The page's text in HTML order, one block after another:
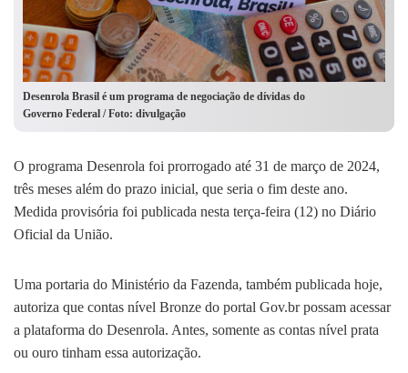
Desenrola Brasil é um programa de negociação de dívidas do
Governo Federal / Foto: divulgação
O programa Desenrola foi prorrogado até 31 de março de 2024,
três meses além do prazo inicial, que seria o fim deste ano.
Medida provisória foi publicada nesta terça-feira (12) no Diário
Oficial da União.
Uma portaria do Ministério da Fazenda, também publicada hoje,
autoriza que contas nível Bronze do portal Gov.br possam acessar
a plataforma do Desenrola. Antes, somente as contas nível prata
ou ouro tinham essa autorização.